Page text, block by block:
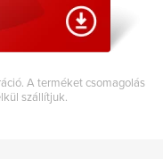
A terméket csomagolás
szállítjuk.